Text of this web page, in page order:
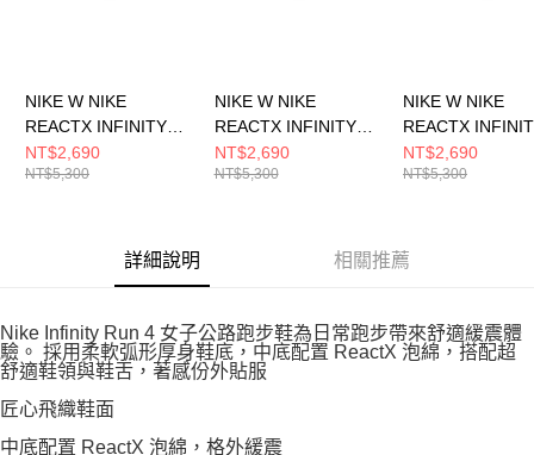
NIKE W NIKE
REACTX INFINITY
RUN 4 女 跑步鞋
DR2670012
NT$2,690
NT$5,300
NIKE W NIKE
REACTX INFINITY
RUN 4 女 跑步鞋
DR2670800
NT$2,690
NT$5,300
NIKE W NIKE
REACTX
RUN 4 女 跑步鞋
DR2670005
NT$2,690
NT$5,300
詳細說明 相關推薦
Nike Infinity Run 4 女子公路跑步鞋為日常跑步帶來舒適緩震體
驗。 採用柔軟弧形厚身鞋底，中底配置 ReactX 泡綿，搭配超
舒適鞋領與鞋舌，著感份外貼服
匠心飛織鞋面
中底配置 ReactX 泡綿，格外緩震